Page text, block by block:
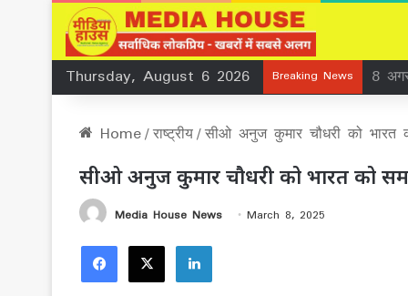
Thursday, August 6 2026 Breaking News
8
Home/राष्ट्रीय/सीओ अनुज कुमार चौधरी को
सीओ अनुज कुमार चौधरी को भारत को
Media House News March 8, 2025
Facebook
X LinkedIn